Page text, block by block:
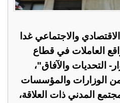
والاجتماعي غدا
العاملات في قطاع
التحديات والآفاق"،
الوزارات والمؤسسات
المدني ذات العلاقة،